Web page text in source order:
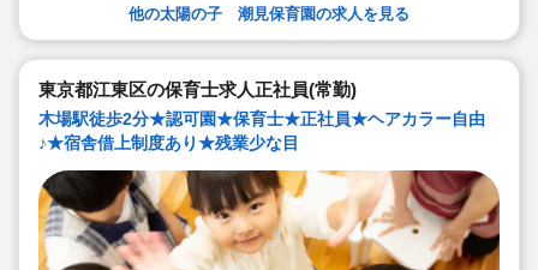
他の太陽の子 潮見保育園の求人を見る
東京都江東区の保育士求人正社員(常勤)
木場駅徒歩2分★認可園★保育士★正社員★ヘアカラー自由
♪★宿舎借上制度あり★残業少な目